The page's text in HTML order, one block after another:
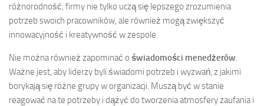
różnorodność, firmy nie tylko uczą się lepszego zrozumienia
potrzeb swoich pracowników, ale również mogą zwiększyć
innowacyjność i kreatywność w zespole.
Nie można również zapominać o świadomości menedżerów.
Ważne jest, aby liderzy byli świadomi potrzeb i wyzwań, z jakimi
borykają się różne grupy w organizacji. Muszą być w stanie
reagować na te potrzeby i dążyć do tworzenia atmosfery zaufania i